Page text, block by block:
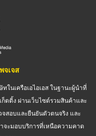
จเจส
ในเครือเอไอเอส ในฐานะผู้นำที่
ตติ้ง ผ่านเว็บไซต์รวมสินค้าและ
จสอบและยืนยันตัวตนจริง และ
จะมอบบริการที่เหนือความคาด